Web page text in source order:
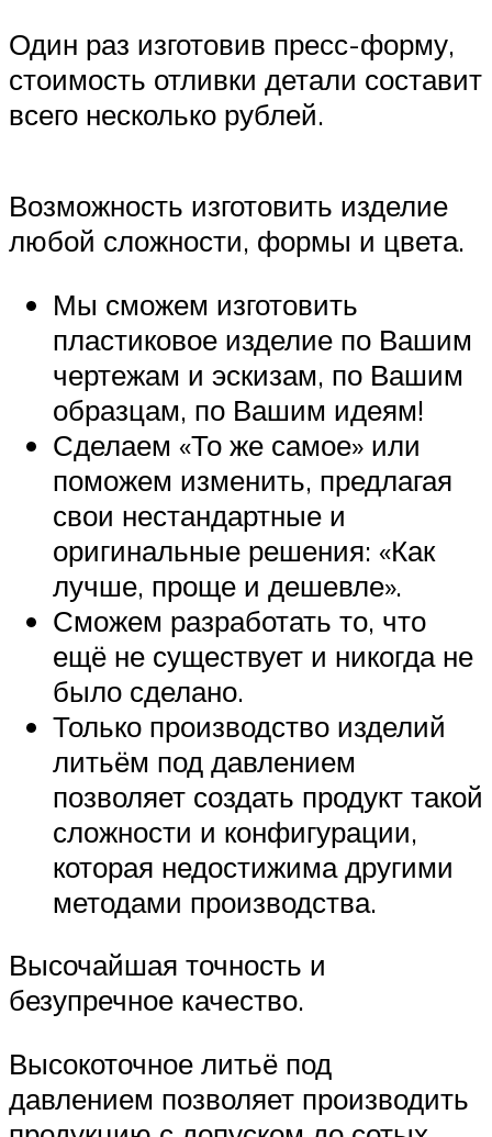
Один раз изготовив пресс-форму,
стоимость отливки детали составит
всего несколько рублей.
Возможность изготовить изделие
любой сложности, формы и цвета.
Мы сможем изготовить
пластиковое изделие по Вашим
чертежам и эскизам, по Вашим
образцам, по Вашим идеям!
Сделаем «То же самое» или
поможем изменить, предлагая
свои нестандартные и
оригинальные решения: «Как
лучше, проще и дешевле».
Сможем разработать то, что
ещё не существует и никогда не
было сделано.
Только производство изделий
литьём под давлением
позволяет создать продукт такой
сложности и конфигурации,
которая недостижима другими
методами производства.
Высочайшая точность и
безупречное качество.
Высокоточное литьё под
давлением позволяет производить